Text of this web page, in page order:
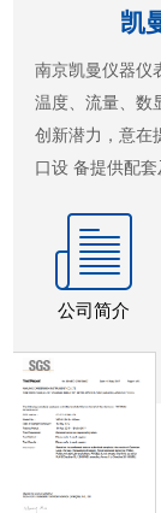
凯
南京凯曼仪器仪
温度、流量、数
创新潜力，意在
口设 备提供配套
公司简介